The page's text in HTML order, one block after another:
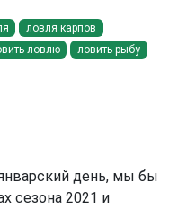
ловля карпов
ловлю
ловить рыбу
день, мы бы
сезона 2021 и